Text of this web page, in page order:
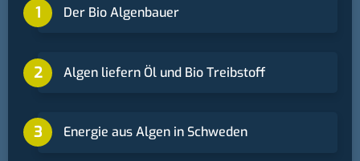
Der Bio Algenbauer
Algen liefern Öl und Bio Treibstoff
Energie aus Algen in Schweden